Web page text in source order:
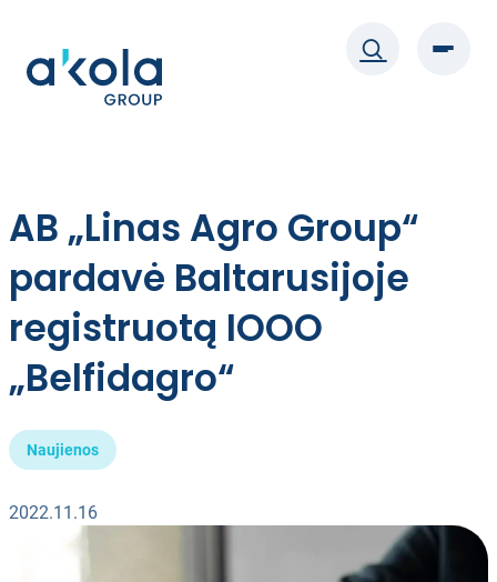
turinio
AB „Linas Agro Group“
pardavė Baltarusijoje
registruotą IOOO
„Belfidagro“
Naujienos
2022.11.16